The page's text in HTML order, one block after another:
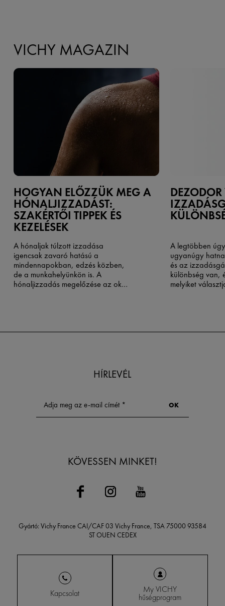
VICHY MAGAZIN
HOGYAN ELŐZZÜK MEG A
HÓNALJIZZADÁST:
SZAKÉRTŐI TIPPEK ÉS
KEZELÉSEK
A hónaljak túlzott izzadása
igencsak zavaró hatású a
mindennapokban, edzés közben,
de a munkahelyünkön is. A
hónaljizzadás megelőzése az okok
A legtöbben
ugyanúgy
és az
különbség van,
melyiket
hatékonyságot.
HÍRLEVÉL
KÖVESSEN MINKET!
Gyártó: Vichy France CAI/CAF 03 Vichy France, TSA 75000 93584
ST OUEN CEDEX
Kapcsolat My VICHY
hűségprogram